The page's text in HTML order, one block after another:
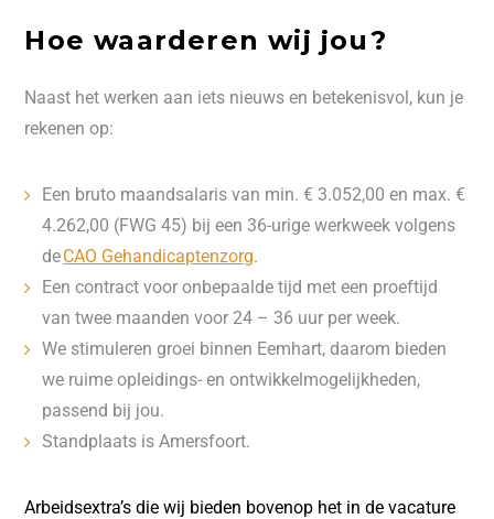
Hoe waarderen wij jou?
Naast het werken aan iets nieuws en betekenisvol, kun je
rekenen op:
Een bruto maandsalaris van min. € 3.052,00 en max. €
4.262,00 (FWG 45) bij een 36-urige werkweek volgens
deCAO Gehandicaptenzorg.
Een contract voor onbepaalde tijd met een proeftijd
van twee maanden voor 24 – 36 uur per week.
We stimuleren groei binnen Eemhart, daarom bieden
we ruime opleidings- en ontwikkelmogelijkheden,
passend bij jou.
Standplaats is Amersfoort.
Arbeidsextra’s die wij bieden bovenop het in de vacature